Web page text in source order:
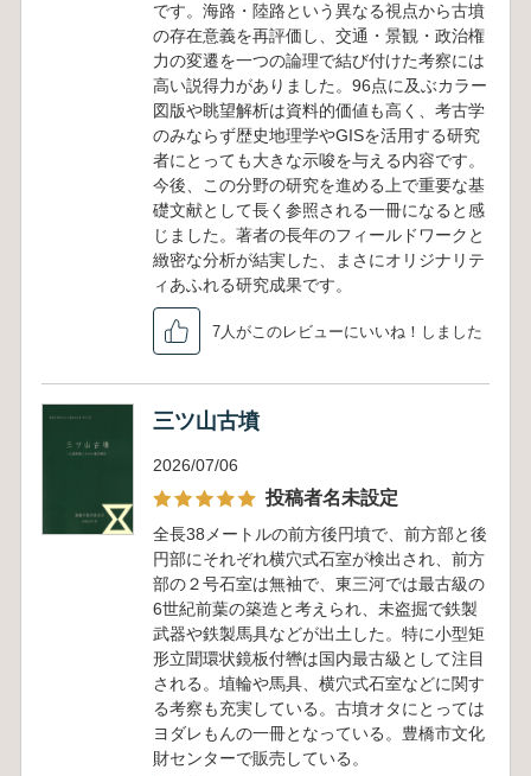
です。海路・陸路という異なる視点から古墳
の存在意義を再評価し、交通・景観・政治権
力の変遷を一つの論理で結び付けた考察には
高い説得力がありました。96点に及ぶカラー
図版や眺望解析は資料的価値も高く、考古学
のみならず歴史地理学やGISを活用する研究
者にとっても大きな示唆を与える内容です。
今後、この分野の研究を進める上で重要な基
礎文献として長く参照される一冊になると感
じました。著者の長年のフィールドワークと
緻密な分析が結実した、まさにオリジナリテ
ィあふれる研究成果です。
7人がこのレビューにいいね！しました
三ツ山古墳
2026/07/06
投稿者名未設定
全長38メートルの前方後円墳で、前方部と後
円部にそれぞれ横穴式石室が検出され、前方
部の２号石室は無袖で、東三河では最古級の
6世紀前葉の築造と考えられ、未盗掘で鉄製
武器や鉄製馬具などが出土した。特に小型矩
形立聞環状鏡板付轡は国内最古級として注目
される。埴輪や馬具、横穴式石室などに関す
る考察も充実している。古墳オタにとっては
ヨダレもんの一冊となっている。豊橋市文化
財センターで販売している。